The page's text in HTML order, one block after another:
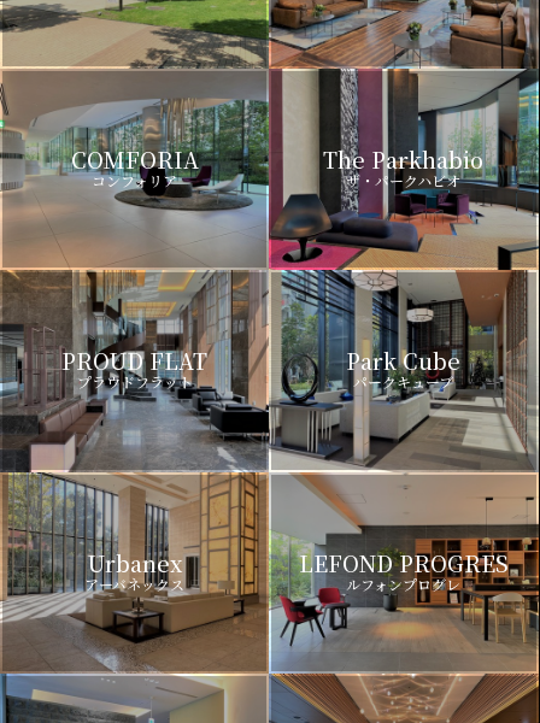
COMFORIA
コンフォリア
The Parkhabio
ザ・パークハビオ
PROUD FLAT
プラウドフラット
Park Cube
パークキューブ
Urbanex
アーバネックス
LEFOND PROGRES
ルフォンプログレ